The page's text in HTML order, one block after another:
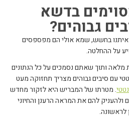
בדשא
גבוהים?
איתנו בחשש, שמא אולי הם מפספסים
על ההחלטה.
ותוך שאתם נסמכים על כל הנתונים
עם סיבים גבוהים מצריך תחזוקה מעט
. מטרתו של המבריש היא לזקור מחדש
להם את המראה הרענן והחיוני
לראשונה.